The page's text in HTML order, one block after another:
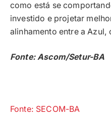
como está se
investido e projetar
alinhamento entre a Azul,
Fonte: Ascom/Setur-BA
Fonte: SECOM-BA